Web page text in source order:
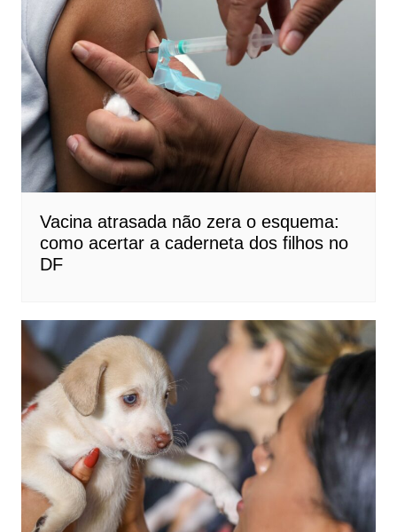
Vacina atrasada não zera o esquema:
como acertar a caderneta dos filhos no
DF